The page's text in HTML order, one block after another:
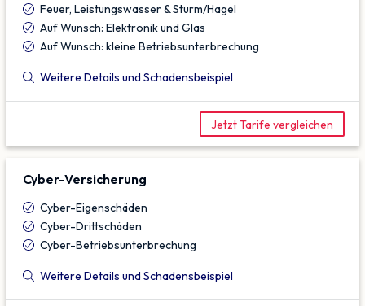
Feuer, Leistungswasser & Sturm/Hagel
Auf Wunsch: Elektronik und Glas
Auf Wunsch: kleine Betriebsunterbrechung
Weitere Details und Schadensbeispiel
Jetzt Tarife vergleichen
Cyber-Versicherung
Cyber-Eigenschäden
Cyber-Drittschäden
Cyber-Betriebsunterbrechung
Weitere Details und Schadensbeispiel